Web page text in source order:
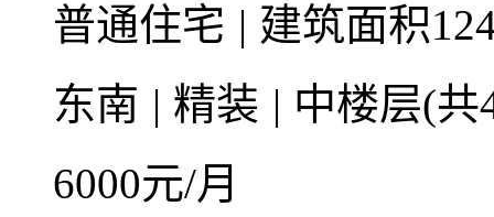
普通住宅 | 建筑面积
东南 | 精装 | 中楼层(
6000元/月